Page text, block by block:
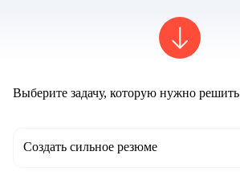
Выберите задачу, которую нужно решить
Создать сильное резюме